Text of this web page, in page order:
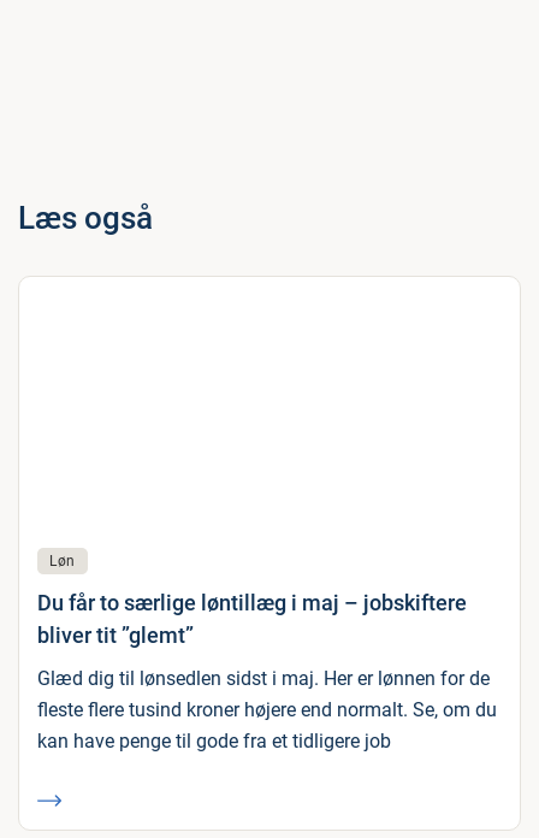
Læs også
Løn
Du får to særlige løntillæg i maj – jobskiftere
bliver tit ”glemt”
Glæd dig til lønsedlen sidst i maj. Her er lønnen for de
fleste flere tusind kroner højere end normalt. Se, om du
kan have penge til gode fra et tidligere job